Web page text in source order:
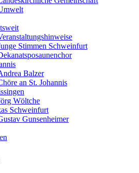
Stimmen Schweinfurt
Balzer
an St. Johannis
Wöltche
Schweinfurt
Gunsenheimer